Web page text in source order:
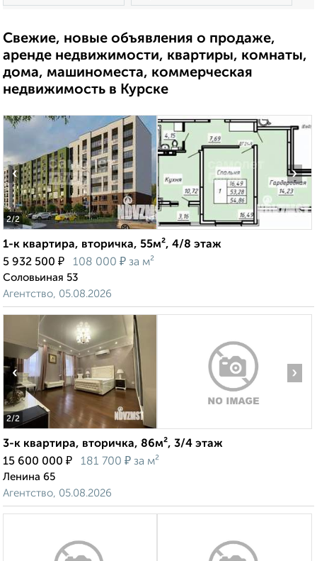
Свежие, новые объявления о продаже,
аренде недвижимости, квартиры, комнаты,
дома, машиноместа, коммерческая
недвижимость в Курске
2/2
‹ ›
1-к квартира, вторичка, 55м², 4/8 этаж
5 932 500 ₽ 108 000 ₽ за м²
Соловьиная 53
Агентство, 05.08.2026
2/2
‹ ›
3-к квартира, вторичка, 86м², 3/4 этаж
15 600 000 ₽ 181 700 ₽ за м²
Ленина 65
Агентство, 05.08.2026